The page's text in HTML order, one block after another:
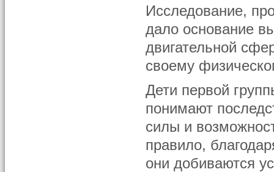
Исследование,
дало основание
двигательной
своему
Дети первой
понимают
силы и
правило,
они добиваются